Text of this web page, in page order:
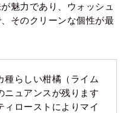
魅力であり、ウォッシュ
そのクリーンな個性が最
種らしい柑橘（ライム
ニュアンスが残ります
ィローストによりマイ